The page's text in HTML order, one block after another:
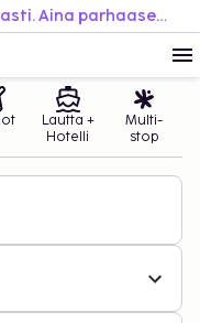
Varaa helposti. Matkusta joustavasti. Aina parhaaseen hintaan.
Lautta +
Hotelli
Multi-
stop